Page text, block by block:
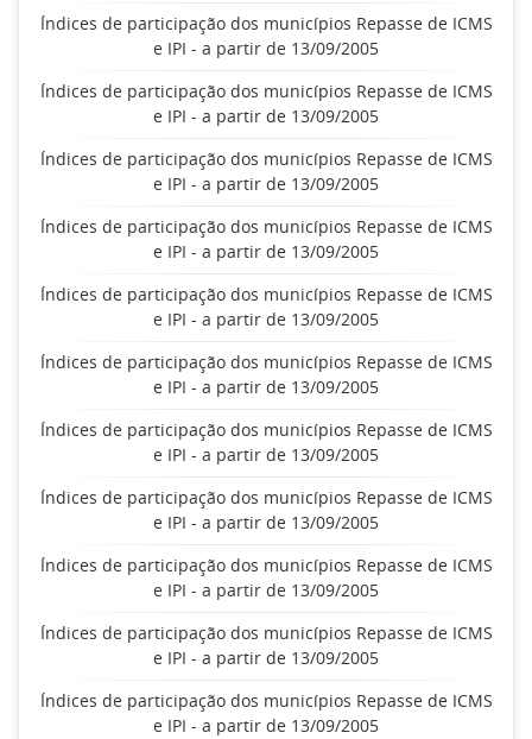
Índices de participação dos municípios Repasse de ICMS
e IPI - a partir de 13/09/2005
Índices de participação dos municípios Repasse de ICMS
e IPI - a partir de 13/09/2005
Índices de participação dos municípios Repasse de ICMS
e IPI - a partir de 13/09/2005
Índices de participação dos municípios Repasse de ICMS
e IPI - a partir de 13/09/2005
Índices de participação dos municípios Repasse de ICMS
e IPI - a partir de 13/09/2005
Índices de participação dos municípios Repasse de ICMS
e IPI - a partir de 13/09/2005
Índices de participação dos municípios Repasse de ICMS
e IPI - a partir de 13/09/2005
Índices de participação dos municípios Repasse de ICMS
e IPI - a partir de 13/09/2005
Índices de participação dos municípios Repasse de ICMS
e IPI - a partir de 13/09/2005
Índices de participação dos municípios Repasse de ICMS
e IPI - a partir de 13/09/2005
Índices de participação dos municípios Repasse de ICMS
e IPI - a partir de 13/09/2005